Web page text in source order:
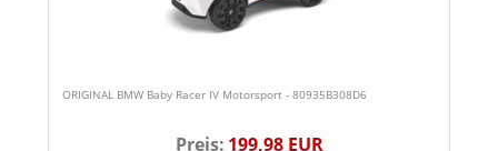
ORIGINAL BMW Baby Racer IV Motorsport - 80935B308D6
Preis: 199,98 EUR